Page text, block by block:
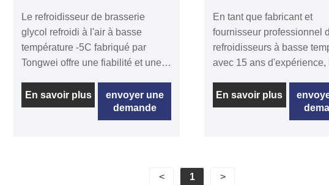
Le refroidisseur de brasserie
glycol refroidi à l'air à basse
température -5C fabriqué par
Tongwei offre une fiabilité et une
conçues pour répondre aux
exigences rigoureuses de
l'artisanat et des brasseries
En savoir plus
envoyer une
demande
En tant que fabricant et
fournisseur professionnel
refroidisseurs à basse
avec 15 ans d'expérience,
offrent un liquide de
refroidissement continu
l'eau glycolée avec une
En savoir plus
< 1 >